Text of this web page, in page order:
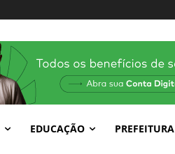
EDUCAÇÃO PREFEITURA